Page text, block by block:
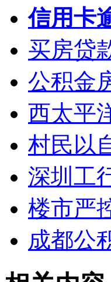
信用卡
买房贷
公积金
西太平
村民以
深圳工
楼市严
成都公